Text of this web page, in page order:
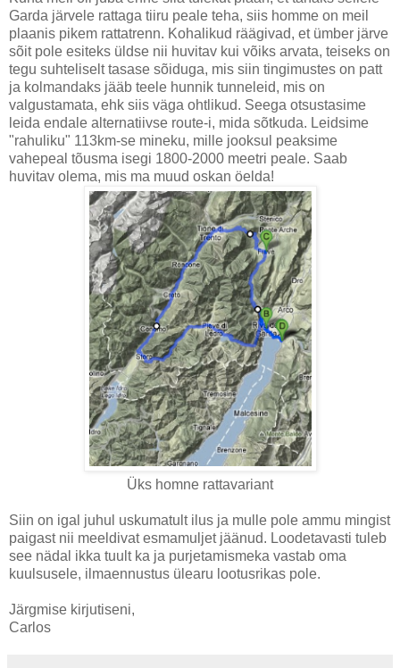
Garda järvele rattaga tiiru peale teha, siis homme on meil
plaanis pikem rattatrenn. Kohalikud räägivad, et ümber järve
sõit pole esiteks üldse nii huvitav kui võiks arvata, teiseks on
tegu suhteliselt tasase sõiduga, mis siin tingimustes on patt
ja kolmandaks jääb teele hunnik tunneleid, mis on
valgustamata, ehk siis väga ohtlikud. Seega otsustasime
leida endale alternatiivse route-i, mida sõtkuda. Leidsime
"rahuliku" 113km-se mineku, mille jooksul peaksime
vahepeal tõusma isegi 1800-2000 meetri peale. Saab
huvitav olema, mis ma muud oskan öelda!
Üks homne rattavariant
Siin on igal juhul uskumatult ilus ja mulle pole ammu mingist
paigast nii meeldivat esmamuljet jäänud. Loodetavasti tuleb
see nädal ikka tuult ka ja purjetamismeka vastab oma
kuulsusele, ilmaennustus ülearu lootusrikas pole.
Järgmise kirjutiseni,
Carlos